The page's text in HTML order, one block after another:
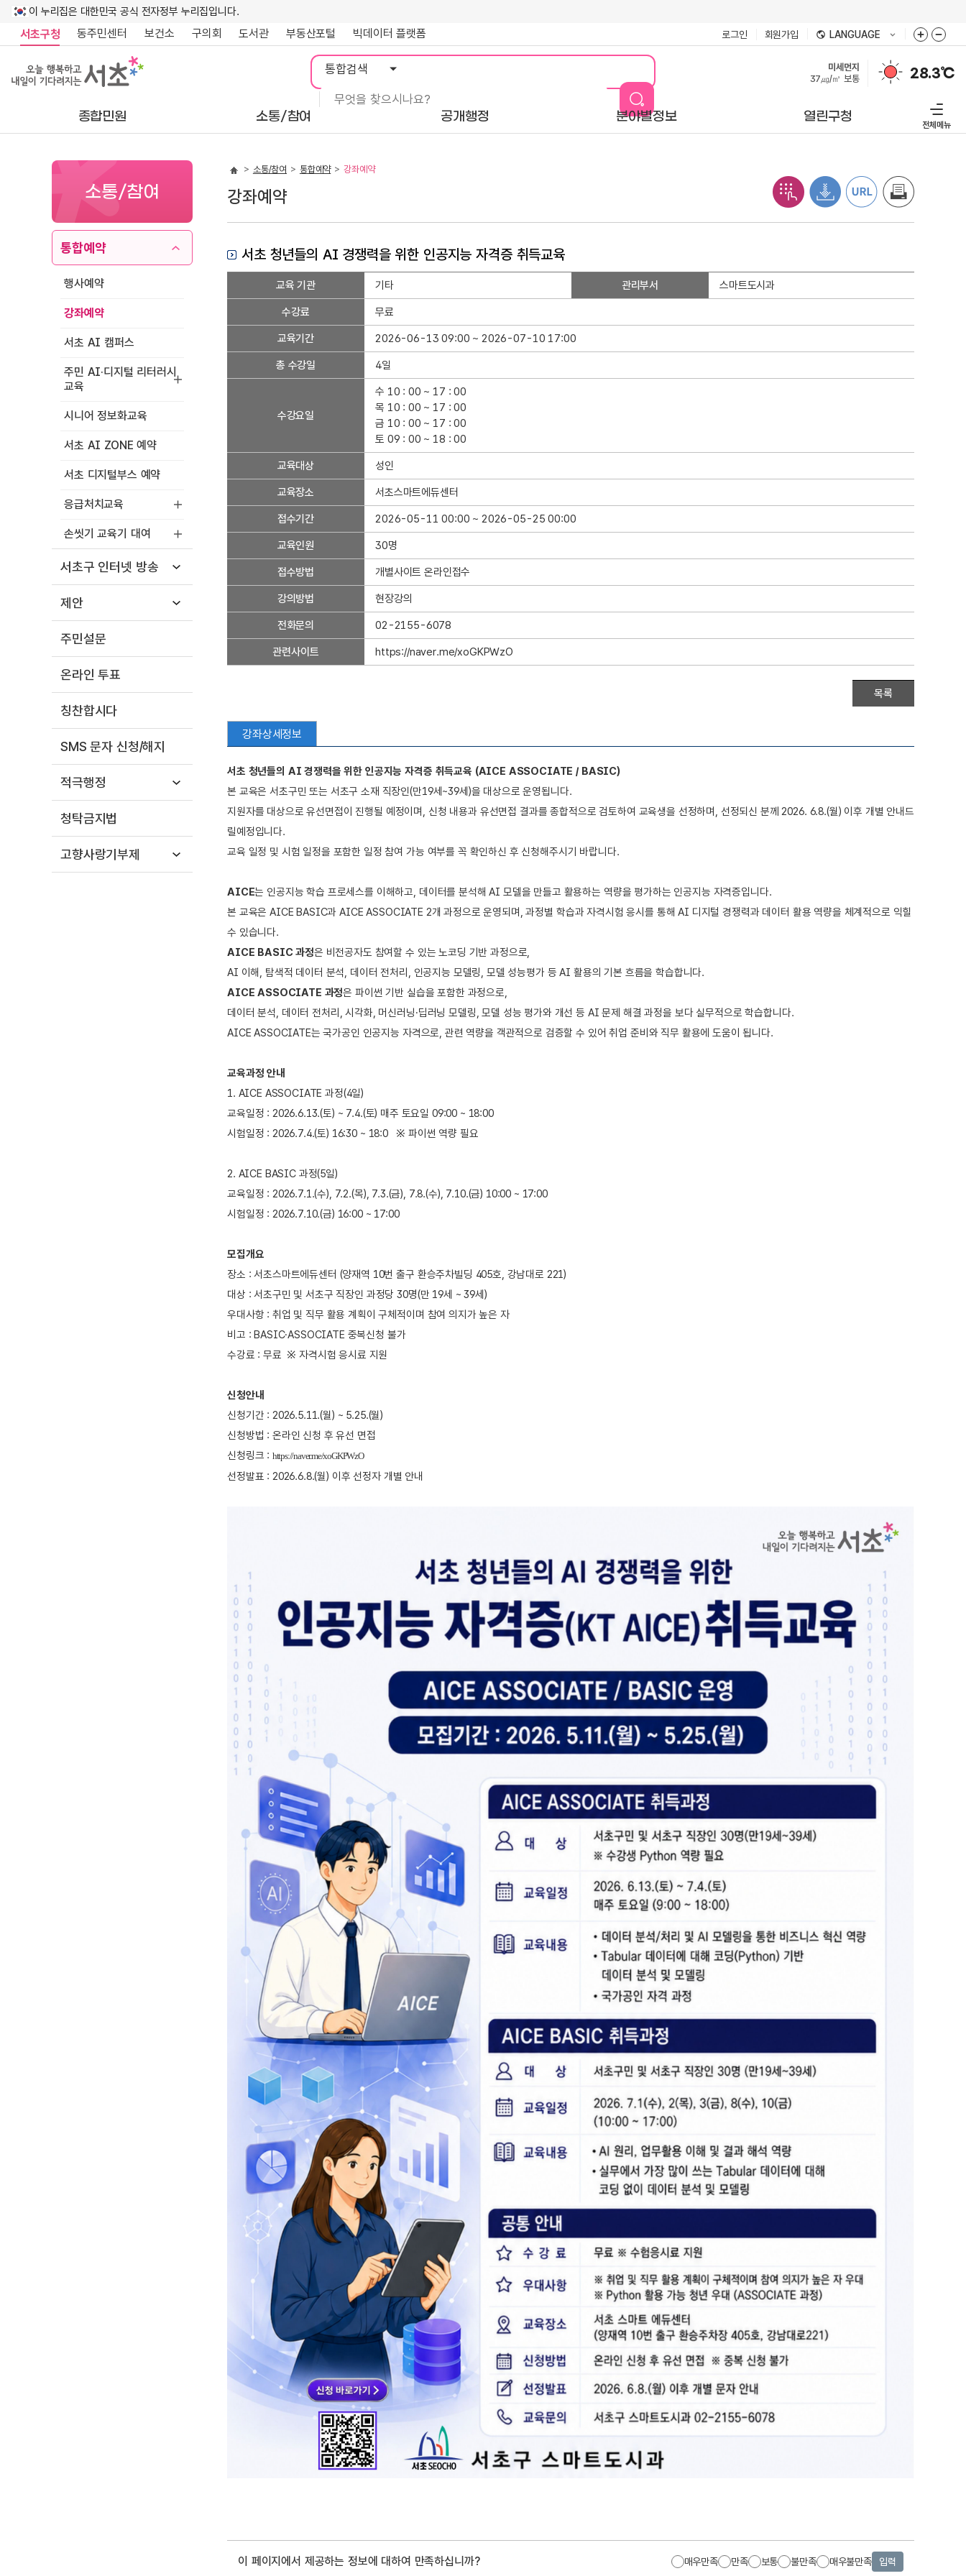
이 누리집은 대한민국 공식 전자정부 누리집입니다.
서초구청 동주민센터 보건소 구의회 도서관 부동산포털 빅데이터 플랫폼 로그인 회원가입 LANGUAGE
통
합
검
색
미세먼지
37㎍/㎥ 보통 28.3℃
종합민원 소통/참여 공개행정 분야별정보 열린구청
전체메뉴
소통/참여
통합예약
행사예약
강좌예약
서초 AI 캠퍼스
주민 AI·디지털 리터러시
교육
시니어 정보화교육
서초 AI ZONE 예약
서초 디지털부스 예약
응급처치교육
손씻기 교육기 대여
서초구 인터넷 방송
제안
주민설문
온라인 투표
칭찬합시다
SMS 문자 신청/해지
적극행정
청탁금지법
고향사랑기부제
소통/참여 통합예약 강좌예약
강좌예약
서초 청년들의 AI 경쟁력을 위한 인공지능 자격증 취득교육
좌
세
교육 기관 기타 관리부서 스마트도시과
수강료 무료
교육기간 2026-06-13 09:00 ~ 2026-07-10 17:00
총 수강일 4일
수강요일
수 10 : 00 ~ 17 : 00
목 10 : 00 ~ 17 : 00
금 10 : 00 ~ 17 : 00
토 09 : 00 ~ 18 : 00
교육대상 성인
교육장소 서초스마트에듀센터
접수기간 2026-05-11 00:00 ~ 2026-05-25 00:00
교육인원 30명
접수방법 개별사이트 온라인접수
강의방법 현장강의
전화문의 02-2155-6078
관련사이트 https://naver.me/xoGKPWzO
목록
강좌상세정보
서초 청년들의 AI 경쟁력을 위한 인공지능 자격증 취득교육 (AICE ASSOCIATE / BASIC)
본 교육은 서초구민 또는 서초구 소재 직장인(만19세~39세)을 대상으로 운영됩니다.
지원자를 대상으로 유선면접이 진행될 예정이며, 신청 내용과 유선면접 결과를 종합적으로 검토하여 교육생을 선정하며, 선정되신 분께 2026. 6.8.(월) 이후 개별 안내드
릴예정입니다.
교육 일정 및 시험 일정을 포함한 일정 참여 가능 여부를 꼭 확인하신 후 신청해주시기 바랍니다.
AICE는 인공지능 학습 프로세스를 이해하고, 데이터를 분석해 AI 모델을 만들고 활용하는 역량을 평가하는 인공지능 자격증입니다.
본 교육은 AICE BASIC과 AICE ASSOCIATE 2개 과정으로 운영되며, 과정별 학습과 자격시험 응시를 통해 AI 디지털 경쟁력과 데이터 활용 역량을 체계적으로 익힐
수 있습니다.
AICE BASIC 과정은 비전공자도 참여할 수 있는 노코딩 기반 과정으로,
AI 이해, 탐색적 데이터 분석, 데이터 전처리, 인공지능 모델링, 모델 성능평가 등 AI 활용의 기본 흐름을 학습합니다.
AICE ASSOCIATE 과정은 파이썬 기반 실습을 포함한 과정으로,
데이터 분석, 데이터 전처리, 시각화, 머신러닝·딥러닝 모델링, 모델 성능 평가와 개선 등 AI 문제 해결 과정을 보다 실무적으로 학습합니다.
AICE ASSOCIATE는 국가공인 인공지능 자격으로, 관련 역량을 객관적으로 검증할 수 있어 취업 준비와 직무 활용에 도움이 됩니다.
교육과정 안내
1. AICE ASSOCIATE 과정(4일)
교육일정 : 2026.6.13.(토) ~ 7.4.(토) 매주 토요일 09:00 ~ 18:00
시험일정 : 2026.7.4.(토) 16:30 ~ 18:0 ※ 파이썬 역량 필요
2. AICE BASIC 과정(5일)
교육일정 : 2026.7.1.(수), 7.2.(목), 7.3.(금), 7.8.(수), 7.10.(금) 10:00 ~ 17:00
시험일정 : 2026.7.10.(금) 16:00 ~ 17:00
모집개요
장소 : 서초스마트에듀센터 (양재역 10번 출구 환승주차빌딩 405호, 강남대로 221)
대상 : 서초구민 및 서초구 직장인 과정당 30명(만 19세 ~ 39세)
우대사항 : 취업 및 직무 활용 계획이 구체적이며 참여 의지가 높은 자
비고 : BASIC·ASSOCIATE 중복신청 불가
수강료 : 무료 ※ 자격시험 응시료 지원
신청안내
신청기간 : 2026.5.11.(월) ~ 5.25.(월)
신청방법 : 온라인 신청 후 유선 면접
신청링크 : https://naver.me/xoGKPWzO
선정발표 : 2026.6.8.(월) 이후 선정자 개별 안내
이 페이지에서 제공하는 정보에 대하여 만족하십니까? 매우만족 만족 보통 불만족 매우불만족 입력